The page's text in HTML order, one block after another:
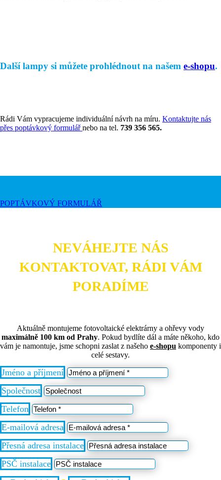
Další lampy si můžete prohlédnout na našem e-shopu.
Rádi Vám vypracujeme individuální návrh na míru. Kontaktujte nás
přes poptávkový formulářnebo na tel. 739 356 565.
POPTÁVKOVÝ FORMULÁŘ
NEVÁHEJTE NÁS
KONTAKTOVAT, RÁDI VÁM
PORADÍME
Aktuálně montujeme fotovoltaické elektrárny a ohřevy vody
maximálně 100 km od Prahy. Pokud bydlíte dál a máte někoho, kdo
vám je namontuje, jsme schopni zaslat z našeho e-shopu komponenty i
celé sestavy.
Jméno a příjmení
Společnost
Telefon
E-mailová adresa
Přesná adresa instalace
PSČ instalace